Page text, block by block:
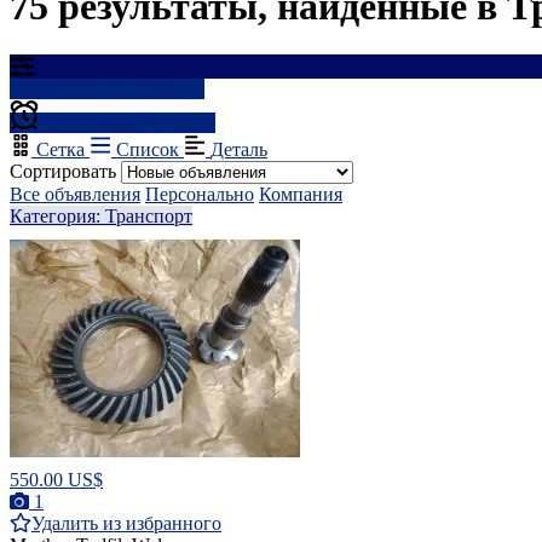
Сетка
Список
Деталь
Сортировать
Все объявления Персонально Компания
Категория: Транспорт
550.00 US$
1
Удалить из избранного